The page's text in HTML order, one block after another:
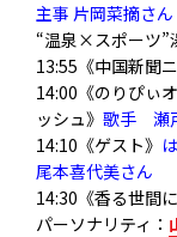
主事 片岡菜摘さん
“温泉×スポーツ”
13:55《中国新聞
14:00《のりぴぃ
ッシュ》 歌手 瀬
14:10《ゲスト》
尾本喜代美さん
14:30《香る世間
パーソナリティ：